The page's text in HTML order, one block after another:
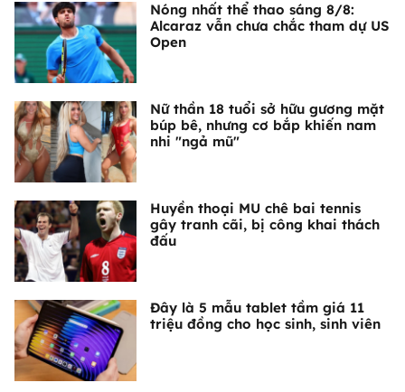
Nóng nhất thể thao sáng 8/8:
Alcaraz vẫn chưa chắc tham dự US
Open
Nữ thần 18 tuổi sở hữu gương mặt
búp bê, nhưng cơ bắp khiến nam
nhi "ngả mũ"
Huyền thoại MU chê bai tennis
gây tranh cãi, bị công khai thách
đấu
Đây là 5 mẫu tablet tầm giá 11
triệu đồng cho học sinh, sinh viên